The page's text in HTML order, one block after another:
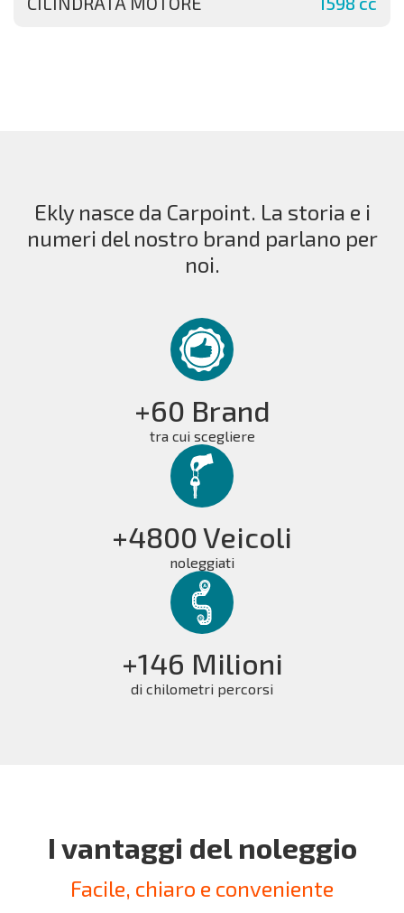
Ekly nasce da Carpoint. La storia e i
numeri del nostro brand parlano per
noi.
+60 Brand
tra cui scegliere
+4800 Veicoli
noleggiati
+146 Milioni
di chilometri percorsi
I vantaggi del noleggio
Facile, chiaro e conveniente